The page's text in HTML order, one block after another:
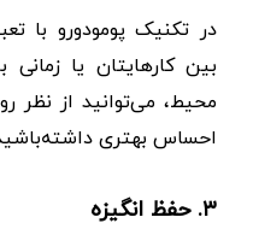
در تکنیک پومودورو با
بین کارهایتان یا
محیط، می‌توانید از نظر
احساس بهتری
۳. حفظ انگیزه